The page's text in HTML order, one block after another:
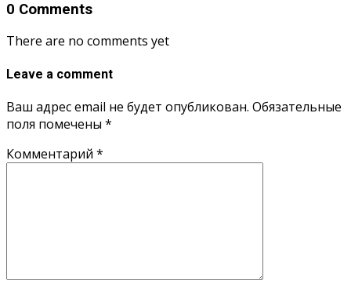
0 Comments
There are no comments yet
Leave a comment
Ваш адрес email не будет опубликован. Обязательные
поля помечены *
Комментарий *